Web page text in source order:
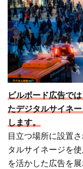
ビルボード広告で
たデジタルサイネ
します。
目立つ場所に設置
タルサイネージを
を活かした広告を